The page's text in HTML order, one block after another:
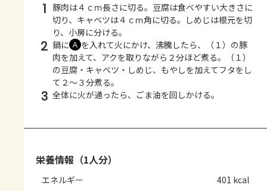
1 豚肉は４ｃｍ長さに切る。豆腐は食べやすい大きさに
切り、キャベツは４ｃｍ角に切る。しめじは根元を切
り、小房に分ける。
2 鍋に Ａ を入れて火にかけ、沸騰したら、（１）の豚
肉を加えて、アクを取りながら２分ほど煮る。（１）
の豆腐・キャベツ・しめじ、もやしを加えてフタをし
て２～３分煮る。
3 全体に火が通ったら、ごま油を回しかける。
栄養情報（1人分）
エネルギー 401 kcal